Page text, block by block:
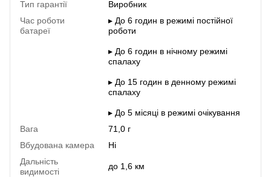
Тип гарантії
Виробник
Час роботи
батареї
▸ До 6 годин в режимі постійної
роботи
▸ До 6 годин в нічному режимі
спалаху
▸ До 15 годин в денному режимі
спалаху
▸ До 5 місяці в режимі очікування
Вага
71,0 г
Вбудована камера
Ні
Дальність
видимості
до 1,6 км